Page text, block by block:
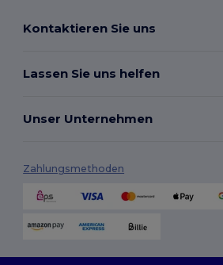
Kontaktieren Sie uns
Lassen Sie uns helfen
Unser Unternehmen
Zahlungsmethoden